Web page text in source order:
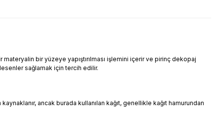
bir yüzeye yapıştırılması işlemini içerir ve pirinç dekopaj
sağlamak için tercih edilir.
ancak burada kullanılan kağıt, genellikle kağıt hamurundan